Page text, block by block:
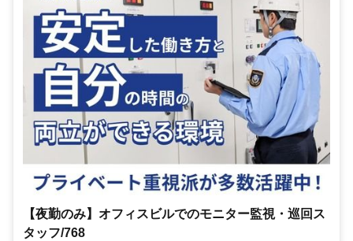
【夜勤のみ】オフィスビルでのモニター監視・巡回ス
タッフ/768